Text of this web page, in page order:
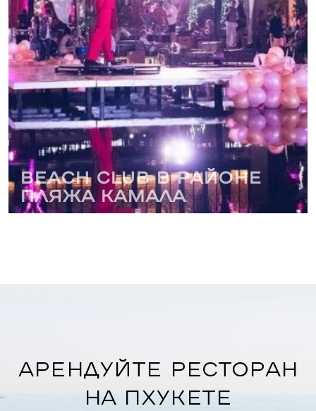
Beach club в районе
пляжа Камала
Арендуйте ресторан
на Пхукете